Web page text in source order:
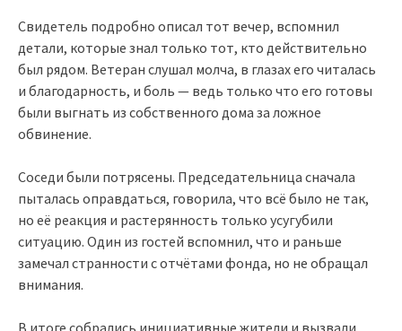
Свидетель подробно описал тот вечер, вспомнил
детали, которые знал только тот, кто действительно
был рядом. Ветеран слушал молча, в глазах его читалась
и благодарность, и боль — ведь только что его готовы
были выгнать из собственного дома за ложное
обвинение.
Соседи были потрясены. Председательница сначала
пыталась оправдаться, говорила, что всё было не так,
но её реакция и растерянность только усугубили
ситуацию. Один из гостей вспомнил, что и раньше
замечал странности с отчётами фонда, но не обращал
внимания.
В итоге собрались инициативные жители и вызвали